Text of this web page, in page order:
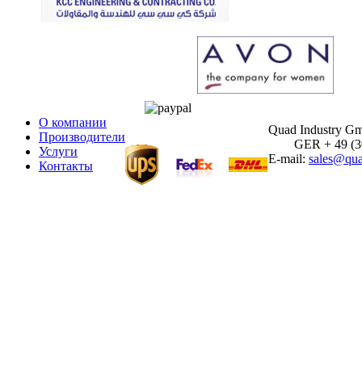
О компании
Производители
Услуги
Контакты
Quad Industry
GER + 49
E-mail: